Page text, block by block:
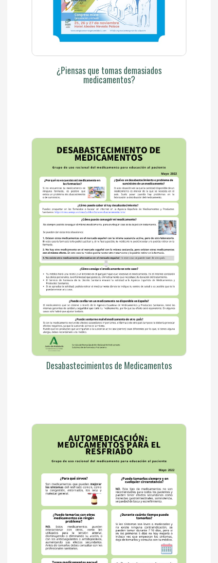
¿Piensas que tomas demasiados
medicamentos?
Desabastecimientos de Medicamentos